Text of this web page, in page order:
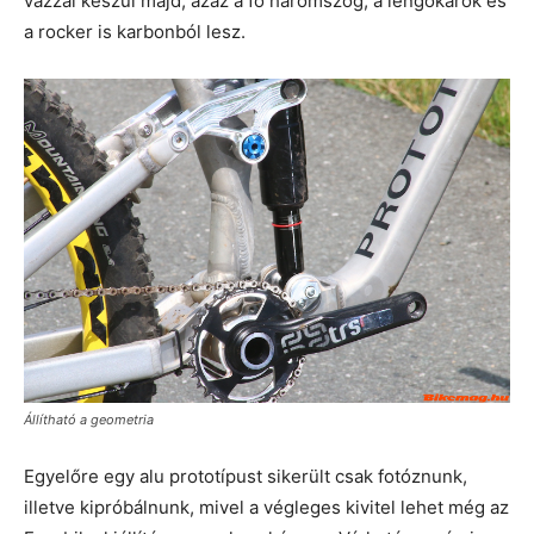
a rocker is karbonból lesz.
Állítható a geometria
Egyelőre egy alu prototípust sikerült csak fotóznunk,
illetve kipróbálnunk, mivel a végleges kivitel lehet még az